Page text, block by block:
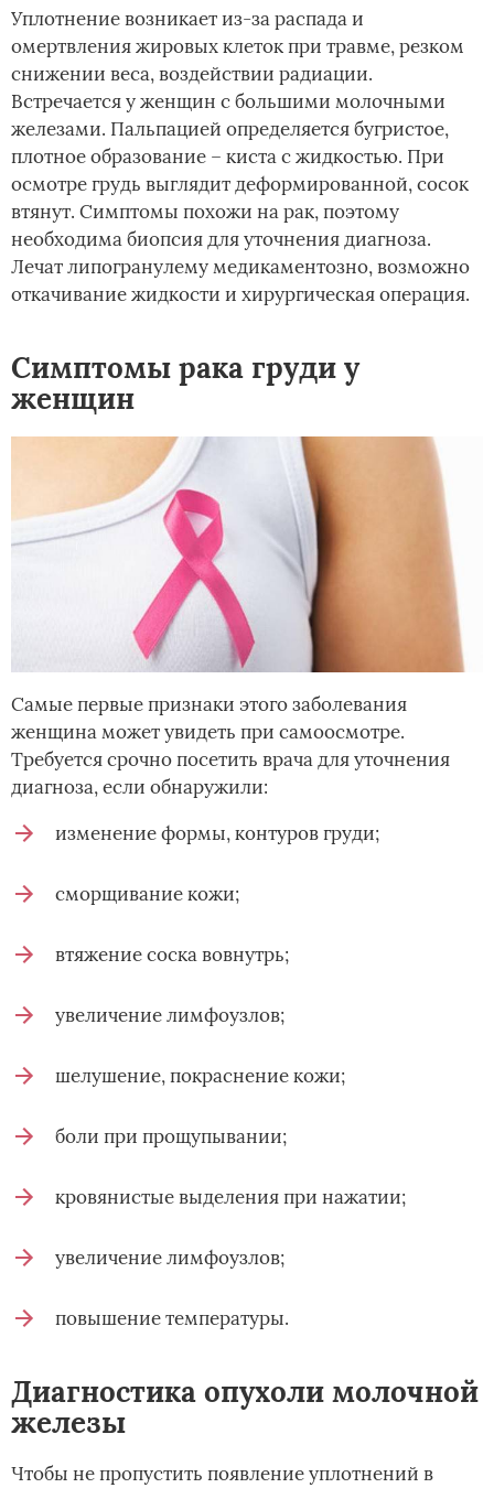
Уплотнение возникает из-за распада и
омертвления жировых клеток при травме, резком
снижении веса, воздействии радиации.
Встречается у женщин с большими молочными
железами. Пальпацией определяется бугристое,
плотное образование – киста с жидкостью. При
осмотре грудь выглядит деформированной, сосок
втянут. Симптомы похожи на рак, поэтому
необходима биопсия для уточнения диагноза.
Лечат липогранулему медикаментозно, возможно
откачивание жидкости и хирургическая операция.
Симптомы рака груди у
женщин
Самые первые признаки этого заболевания
женщина может увидеть при самоосмотре.
Требуется срочно посетить врача для уточнения
диагноза, если обнаружили:
изменение формы, контуров груди;
сморщивание кожи;
втяжение соска вовнутрь;
увеличение лимфоузлов;
шелушение, покраснение кожи;
боли при прощупывании;
кровянистые выделения при нажатии;
увеличение лимфоузлов;
повышение температуры.
Диагностика опухоли молочной
железы
Чтобы не пропустить появление уплотнений в